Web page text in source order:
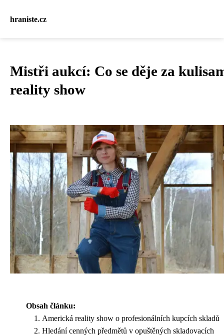
hraniste.cz
Mistři aukcí: Co se děje za
reality show
Obsah článku:
Americká reality show o profesionálních kupcích skladů
Hledání cenných předmětů v opuštěných skladovacích